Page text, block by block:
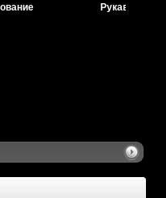
Рукава пожарные